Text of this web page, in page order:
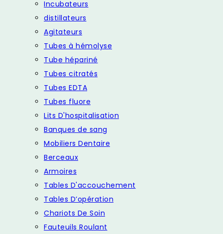
Incubateurs
distillateurs
Agitateurs
Tubes à hémolyse
Tube hépariné
Tubes citratés
Tubes EDTA
Tubes fluore
Lits D'hospitalisation
Banques de sang
Mobiliers Dentaire
Berceaux
Armoires
Tables D'accouchement
Tables D’opération
Chariots De Soin
Fauteuils Roulant